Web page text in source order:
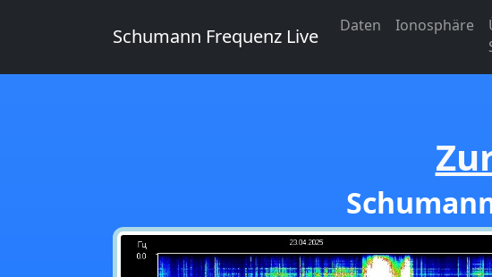
Schumann Frequenz Live Daten Ionosphäre